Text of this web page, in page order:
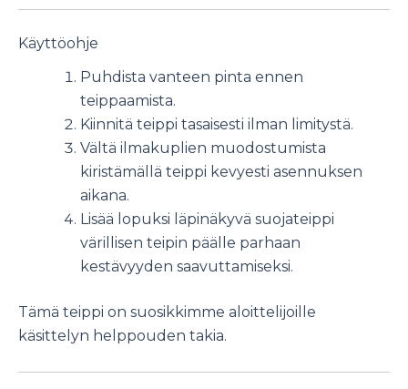
Käyttöohje
Puhdista vanteen pinta ennen
teippaamista.
Kiinnitä teippi tasaisesti ilman limitystä.
Vältä ilmakuplien muodostumista
kiristämällä teippi kevyesti asennuksen
aikana.
Lisää lopuksi läpinäkyvä suojateippi
värillisen teipin päälle parhaan
kestävyyden saavuttamiseksi.
Tämä teippi on suosikkimme aloittelijoille
käsittelyn helppouden takia.